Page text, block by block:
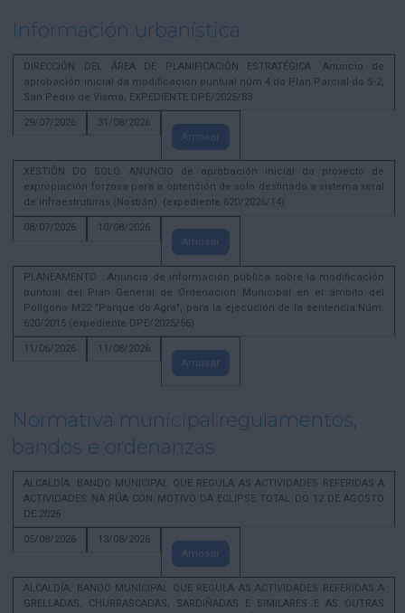
Información urbanística
DIRECCIÓN DEL ÁREA DE PLANIFICACIÓN ESTRATÉGICA. Anuncio de
aprobación inicial da modificación puntual núm 4 do Plan Parcial do S-2,
San Pedro de Visma, EXPEDIENTE DPE/2025/83
29/07/2026
31/08/2026
Amosar
XESTIÓN DO SOLO. ANUNCIO de aprobación inicial do proxecto de
expropiación forzosa para a obtención de solo destinado a sistema xeral
de infraestruturas (Nostián). (expediente 620/2026/14)
08/07/2026
10/08/2026
Amosar
PLANEAMENTO . Anuncio de información pública sobre la modificación
puntual del Plan General de Ordenación Municipal en el ámbito del
Polígono M22 "Parque do Agra", para la ejecución de la sentencia Núm.
620/2015 (expediente DPE/2025/56)
11/06/2026
11/08/2026
Amosar
Normativa municipal:regulamentos,
bandos e ordenanzas
ALCALDÍA. BANDO MUNICIPAL QUE REGULA AS ACTIVIDADES REFERIDAS A
ACTIVIDADES NA RÚA CON MOTIVO DA ECLIPSE TOTAL DO 12 DE AGOSTO
DE 2026
05/08/2026
13/08/2026
Amosar
ALCALDÍA. BANDO MUNICIPAL QUE REGULA AS ACTIVIDADES REFERIDAS A
GRELLADAS, CHURRASCADAS, SARDIÑADAS E SIMILARES E AS OUTRAS